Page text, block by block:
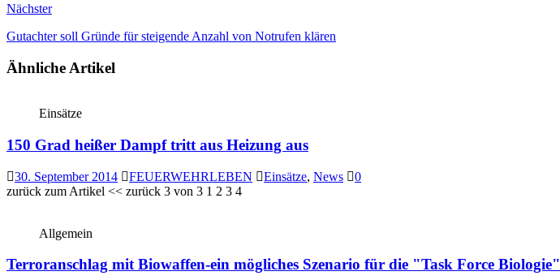
Nächster
Gutachter soll Gründe für steigende Anzahl von Notrufen klären
Ähnliche Artikel
Einsätze
150 Grad heißer Dampf tritt aus Heizung aus
30. September 2014 FEUERWEHRLEBEN Einsätze, News
0
zurück zum Artikel << zurück 3 von 3 1 2 3 4
Allgemein
Terroranschlag mit Biowaffen-ein mögliches Szenario für die "Task Force Biologie"